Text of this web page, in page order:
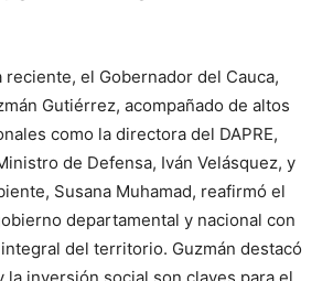
reciente, el Gobernador del Cauca,
Gutiérrez, acompañado de altos
como la directora del DAPRE,
de Defensa, Iván Velásquez, y
Susana Muhamad, reafirmó el
departamental y nacional con
del territorio. Guzmán destacó